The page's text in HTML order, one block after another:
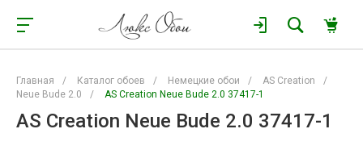
Главная / Каталог обоев / Немецкие обои / AS Creation
/
Neue Bude 2.0
/ AS Creation Neue Bude 2.0 37417-1
AS Creation Neue Bude 2.0 37417-1